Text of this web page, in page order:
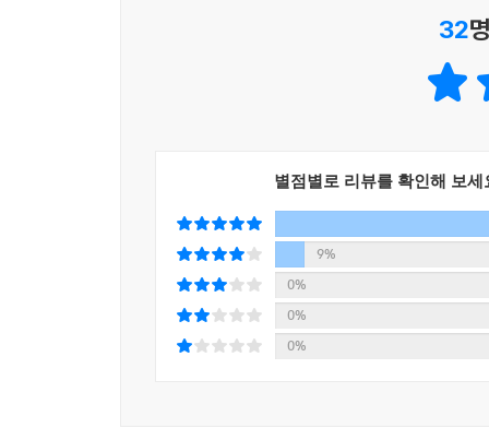
---「88 범인은 미생물 지문을 남긴다」중에서
어찌하여 바퀴가 달린 동물은 없을까? 바퀴로 굴
이동수단으로 자리매김했다. 하지만 자연은 수십
우주는 불친절한 곳이다. 소행성이 지구로 떨어
나게 할 수도 있다. 저 밖에는 우리에게 위험한
러므로 우리는 코로 외계 미생물이 쏟아져 내리
---「93 미생물이 우주에서 비처럼 내린다면」중에서
과거와 현재를 톺아보고, 미생물의 세계를 탐색
공휴일에 즐기는 맥주 한잔부터 팬데믹과 기후위
미생물은 무엇보다 우리 인간의 삶에 오래도록
년 전 초기 인류가 전 세계 곳곳으로 뻗어나가는
아니라 인간들의 행위와 그 결과로만 이뤄진다고
대통령과 아일랜드 독립을 만든 가짜 곰팡이).
맥주와 와인까지, 효모균의 발효를 통해 만들어
미생물은 인류에게 커다란 피해와 위협을 끼치
32
별점별로 리뷰를 확인해 보세
9%
0%
0%
0%